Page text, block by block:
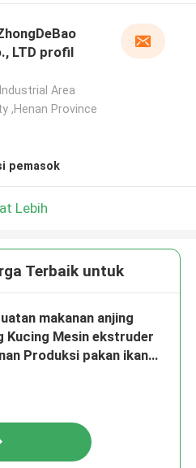
LTD profil
Area
,Henan Province
pemasok
Lebih
Terbaik untuk
makanan anjing
Kucing Mesin ekstruder
Produksi pakan ikan